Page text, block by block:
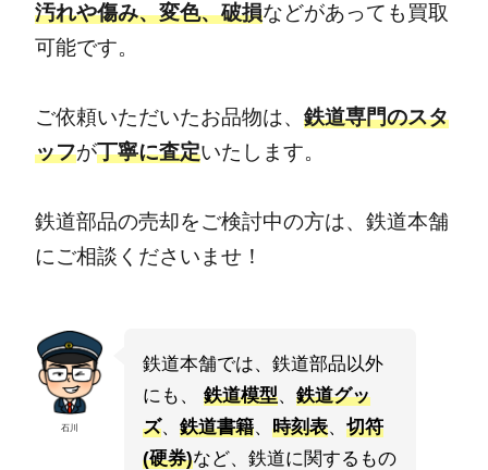
汚れや傷み、変色、破損などがあっても買取
可能です。
ご依頼いただいたお品物は、 鉄道専門のスタ
ッフが丁寧に査定いたします。
鉄道部品の売却をご検討中の方は、鉄道本舗
にご相談くださいませ！
石川
鉄道本舗では、鉄道部品以外
にも、 鉄道模型、 鉄道グッ
ズ、 鉄道書籍、 時刻表、 切符
(硬券)など、鉄道に関するもの